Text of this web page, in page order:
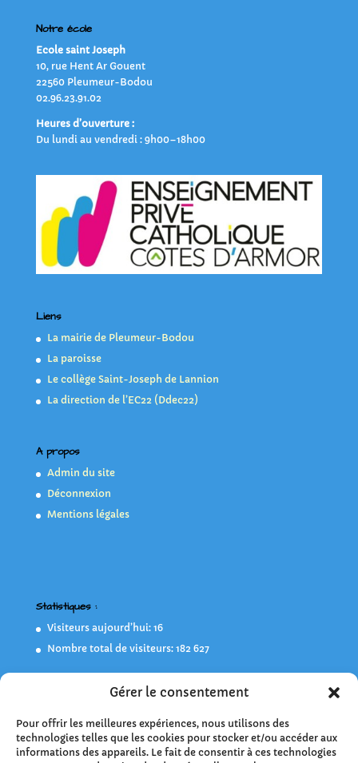
Gérer le consentement
Pour offrir les meilleures expériences, nous utilisons des
technologies telles que les cookies pour stocker et/ou accéder aux
informations des appareils. Le fait de consentir à ces technologies
Notre école
Ecole saint Joseph
10, rue Hent Ar Gouent
22560 Pleumeur-Bodou
02.96.23.91.02
Heures d’ouverture :
Du lundi au vendredi : 9h00–18h00
Liens
La mairie de Pleumeur-Bodou
La paroisse
Le collège Saint-Joseph de Lannion
La direction de l’EC22 (Ddec22)
A propos
Admin du site
Déconnexion
Mentions légales
Statistiques :
Visiteurs aujourd’hui: 16
Nombre total de visiteurs: 182 627